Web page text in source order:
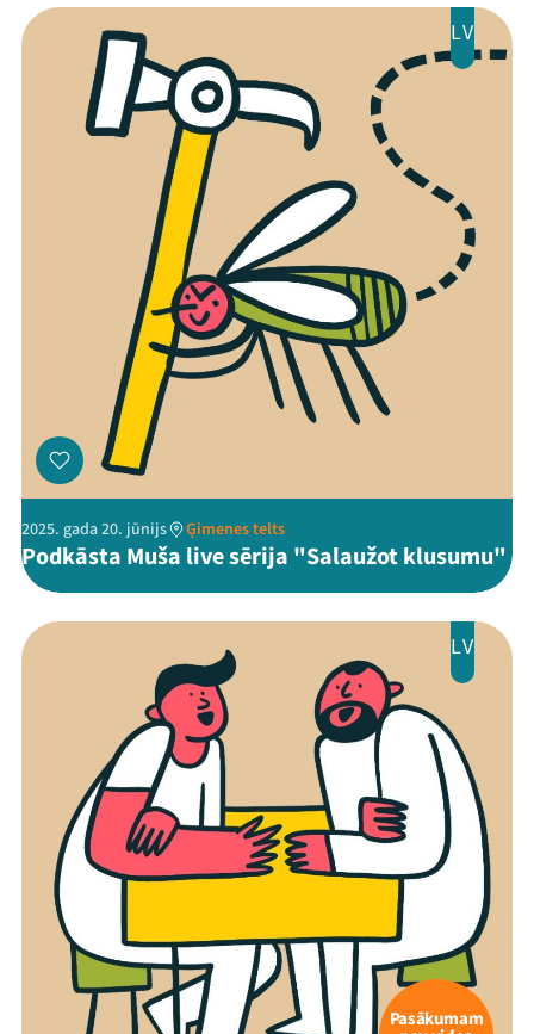
LV
2025. gada 20. jūnijs Ģimenes telts
Podkāsta Muša live sērija "Salaužot klusumu"
LV
Pasākumam